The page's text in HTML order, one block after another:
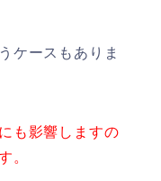
ケースもありま
も影響しますの
。